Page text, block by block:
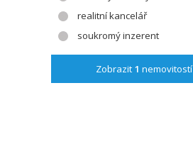
realitní kancelář
soukromý inzerent
Zobrazit 1 nemovitostí